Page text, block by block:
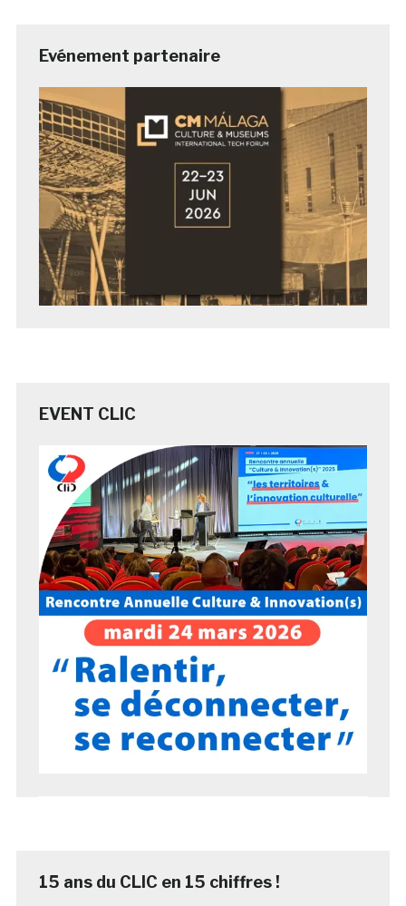
Evénement partenaire
EVENT CLIC
15 ans du CLIC en 15 chiffres !